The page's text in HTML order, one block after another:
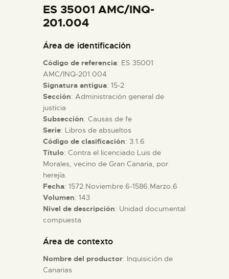
COLECCIONES
ESPAÑOL
PREPARAR LA VISITA
ACTIVIDADES
█
EL MUSEO
COLECCIONES
ES 35001 AMC/INQ-
201.004
Área de identificación
Código de referencia: ES 35001
AMC/INQ-201.004
Signatura antigua: 15-2
Sección: Administración general de
justicia
Subsección: Causas de fe
Serie: Libros de absueltos
Código de clasificación: 3.1.6
Título: Contra el licenciado Luis de
Morales, vecino de Gran Canaria, por
herejía.
Fecha: 1572.Noviembre.6-1586.Marzo.6
Volumen: 143
Nivel de descripción: Unidad documental
compuesta
Área de contexto
Nombre del productor: Inquisición de
Canarias